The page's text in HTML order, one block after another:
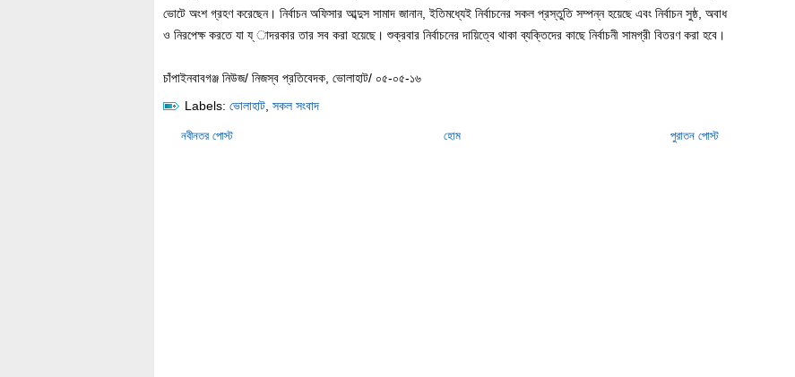
ভোটে অংশ গ্রহণ করেছেন। নির্বাচন অফিসার আব্দুস সামাদ জানান, ইতিমধ্যেই নির্বাচনের সকল প্রস্তুতি সম্পন্ন হয়েছে এবং নির্বাচন সুষ্ঠ, অবাধ
ও নিরপেক্ষ করতে যা য্ াদরকার তার সব করা হয়েছে। শুক্রবার নির্বাচনের দায়িত্বে থাকা ব্যক্তিদের কাছে নির্বাচনী সামগ্রী বিতরণ করা হবে।
চাঁপাইনবাবগঞ্জ নিউজ/ নিজস্ব প্রতিবেদক, ভোলাহাট/ ০৫-০৫-১৬
Labels: ভোলাহাট সকল সংবাদ
নবীনতর পোস্ট পুরাতন পোস্ট
হোম